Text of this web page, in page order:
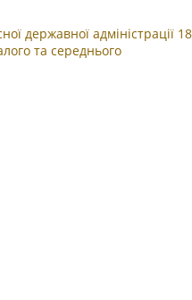
державної адміністрації 18
та середнього